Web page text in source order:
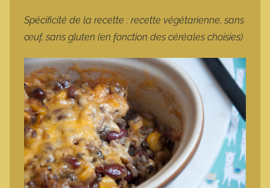
Spécificité de la recette : recette végétarienne, sans
œuf, sans gluten (en fonction des céréales choisies)